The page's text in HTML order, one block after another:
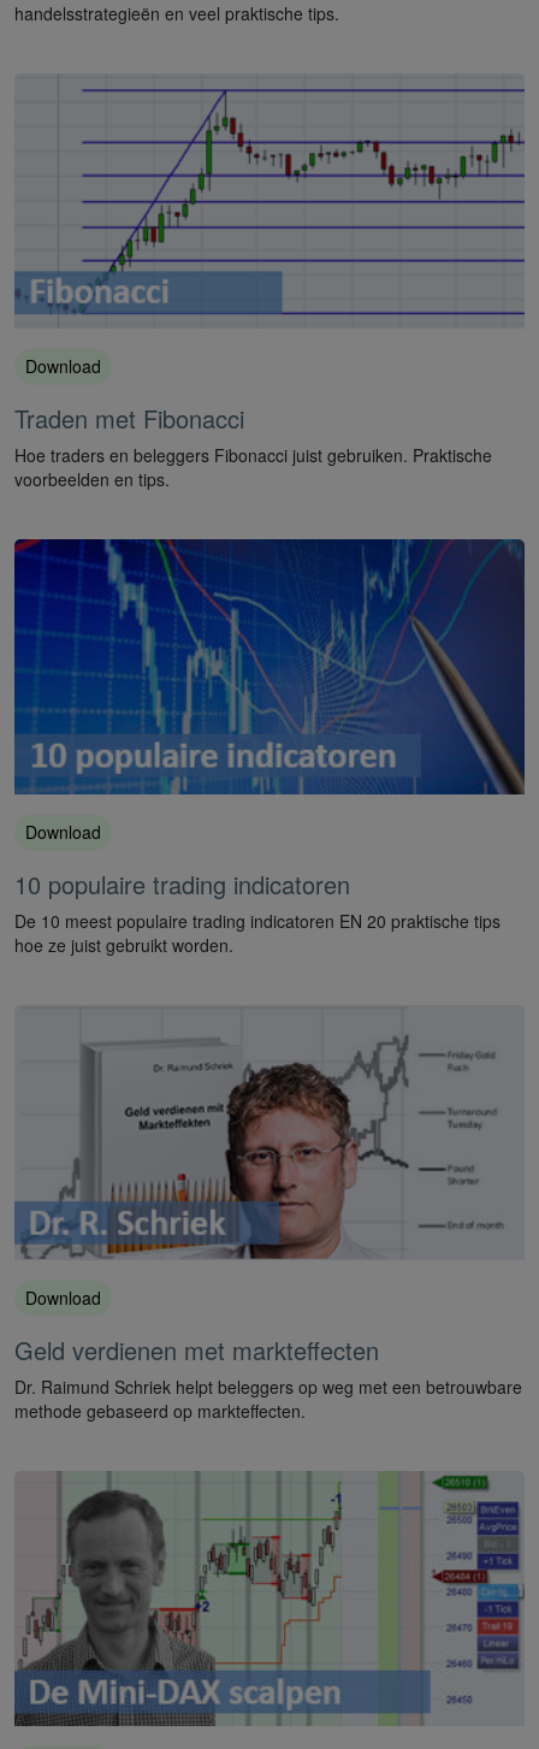
handelsstrategieën en veel praktische tips.
Download
Traden met Fibonacci
Hoe traders en beleggers Fibonacci juist gebruiken. Praktische
voorbeelden en tips.
Download
10 populaire trading indicatoren
De 10 meest populaire trading indicatoren EN 20 praktische tips
hoe ze juist gebruikt worden.
Download
Geld verdienen met markteffecten
Dr. Raimund Schriek helpt beleggers op weg met een betrouwbare
methode gebaseerd op markteffecten.